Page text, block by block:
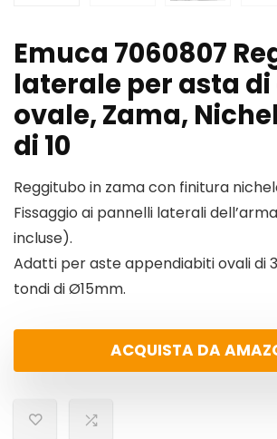
Emuca 7060807
laterale per asta
ovale, Zama,
di 10
Reggitubo in zama con finitura
Fissaggio ai pannelli laterali
incluse).
Adatti per aste appendiabiti ovali di
tondi di Ø15mm.
ACQUISTA DA